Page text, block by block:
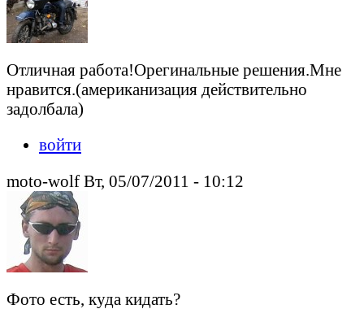
Отличная работа!Орегинальные решения.Мне
нравится.(американизация действительно
задолбала)
войти
moto-wolf Вт, 05/07/2011 - 10:12
Фото есть, куда кидать?